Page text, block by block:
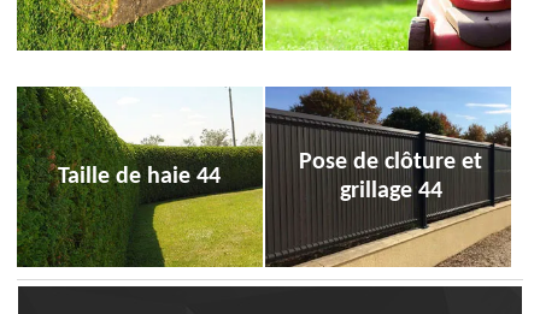
Taille de haie 44
Pose de clôture et
grillage 44